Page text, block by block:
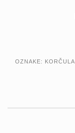
OZNAKE: KORČULA